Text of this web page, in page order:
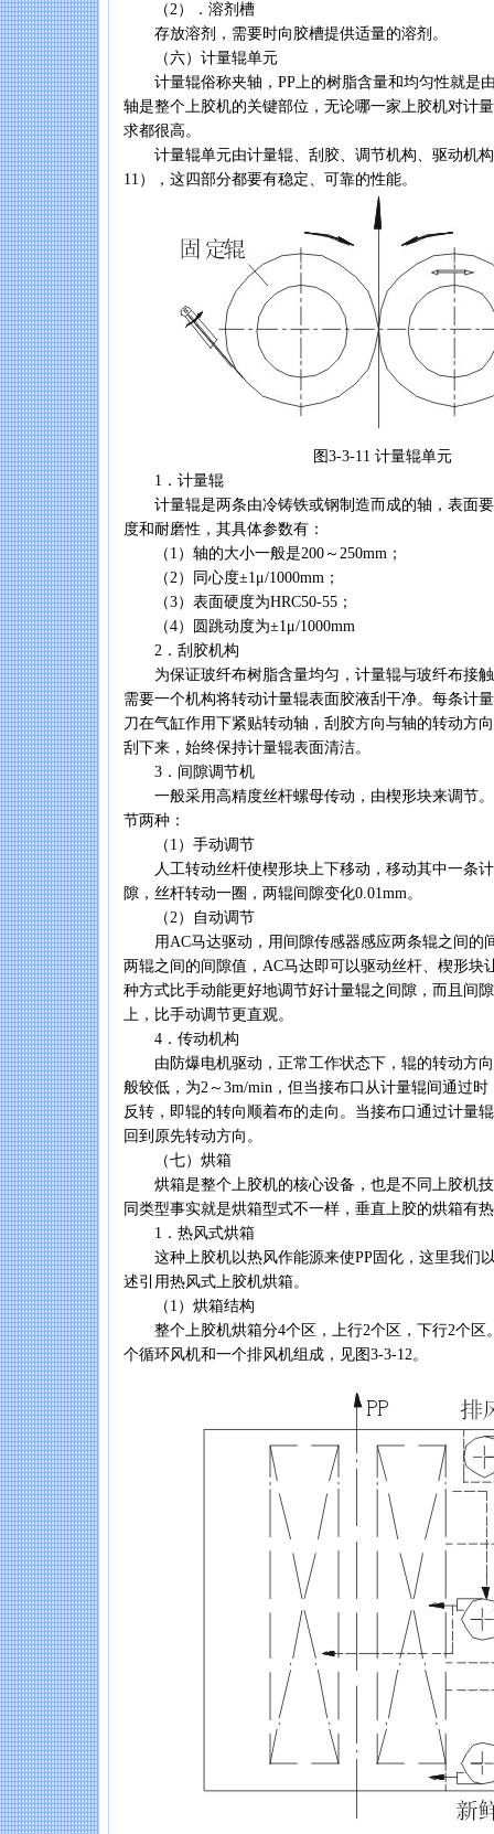
（2）．溶剂槽
存放溶剂，需要时向胶槽提供适量的溶剂。
（六）计量辊单元
计量辊俗称夹轴，PP上的树脂含量和均匀性就是
轴是整个上胶机的关键部位，无论哪一家上胶机对计
求都很高。
计量辊单元由计量辊、刮胶、调节机构、驱动机构
11），这四部分都要有稳定、可靠的性能。
图3-3-11 计量辊单元
1．计量辊
计量辊是两条由冷铸铁或钢制造而成的轴，表面要
度和耐磨性，其具体参数有：
（1）轴的大小一般是200～250mm；
（2）同心度±1μ/1000mm；
（3）表面硬度为HRC50-55；
（4）圆跳动度为±1μ/1000mm
2．刮胶机构
为保证玻纤布树脂含量均匀，计量辊与玻纤布接触
需要一个机构将转动计量辊表面胶液刮干净。每条计
刀在气缸作用下紧贴转动轴，刮胶方向与轴的转动方
刮下来，始终保持计量辊表面清洁。
3．间隙调节机
一般采用高精度丝杆螺母传动，由楔形块来调节。
节两种：
（1）手动调节
人工转动丝杆使楔形块上下移动，移动其中一条计
隙，丝杆转动一圈，两辊间隙变化0.01mm。
（2）自动调节
用AC马达驱动，用间隙传感器感应两条辊之间的
两辊之间的间隙值，AC马达即可以驱动丝杆、楔形块
种方式比手动能更好地调节好计量辊之间隙，而且间
上，比手动调节更直观。
4．传动机构
由防爆电机驱动，正常工作状态下，辊的转动方向
般较低，为2～3m/min，但当接布口从计量辊间通过
反转，即辊的转向顺着布的走向。当接布口通过计量
回到原先转动方向。
（七）烘箱
烘箱是整个上胶机的核心设备，也是不同上胶机技
同类型事实就是烘箱型式不一样，垂直上胶的烘箱有
1．热风式烘箱
这种上胶机以热风作能源来使PP固化，这里我们
述引用热风式上胶机烘箱。
（1）烘箱结构
整个上胶机烘箱分4个区，上行2个区，下行2个区
个循环风机和一个排风机组成，见图3-3-12。